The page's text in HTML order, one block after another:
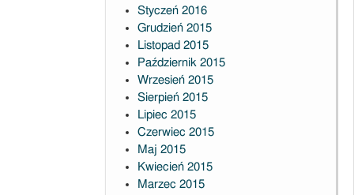
Styczeń 2016
Grudzień 2015
Listopad 2015
Październik 2015
Wrzesień 2015
Sierpień 2015
Lipiec 2015
Czerwiec 2015
Maj 2015
Kwiecień 2015
Marzec 2015